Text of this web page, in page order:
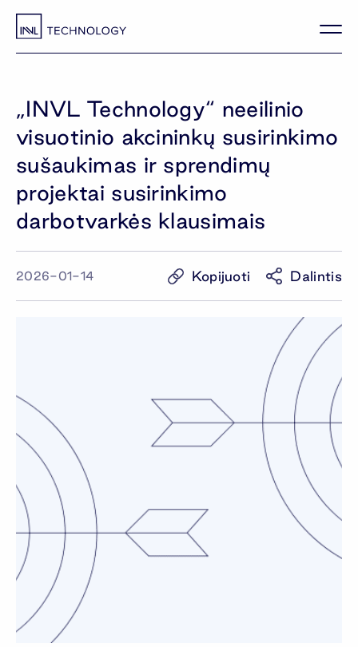
„INVL Technology“ neeilinio
visuotinio akcininkų susirinkimo
sušaukimas ir sprendimų
projektai susirinkimo
darbotvarkės klausimais
2026-01-14 Kopijuoti Dalintis